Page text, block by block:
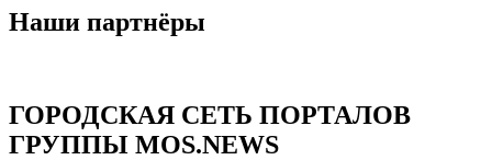
Наши партнёры
ГОРОДСКАЯ СЕТЬ ПОРТАЛОВ
ГРУППЫ MOS.NEWS